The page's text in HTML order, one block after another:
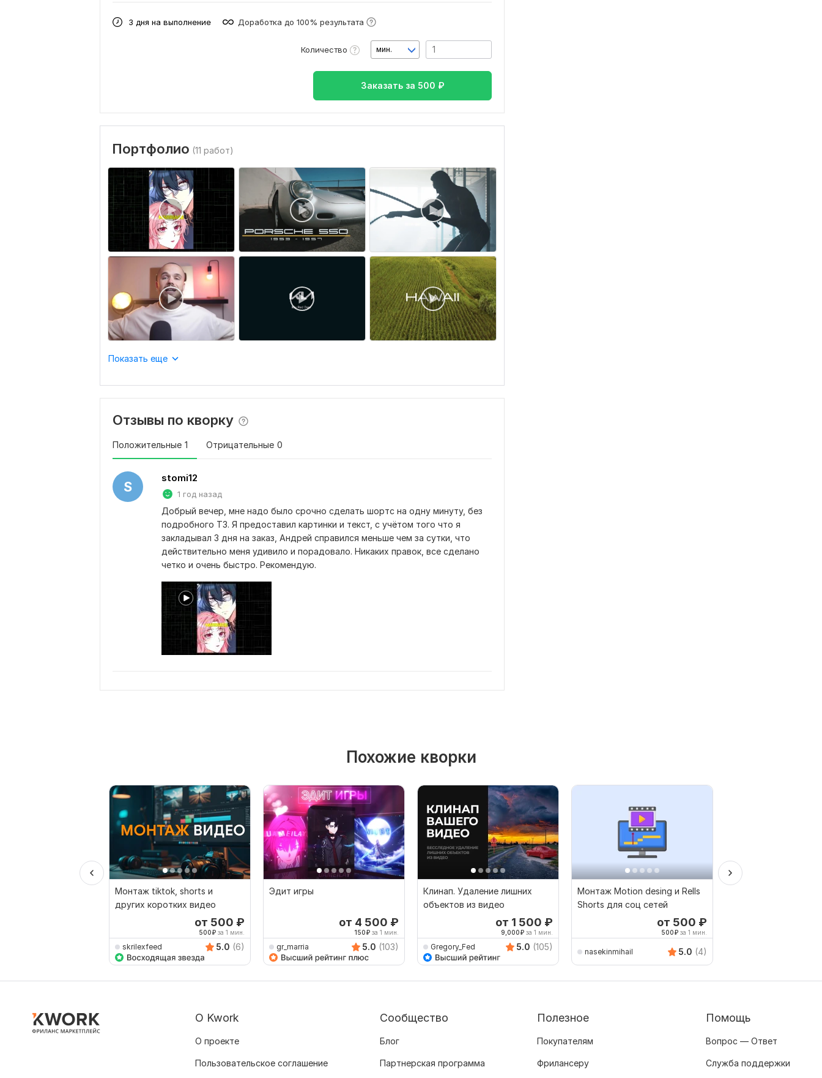
3 дня на выполнение Доработка до 100% результата
Количество мин.
Заказать за 500 ₽
Портфолио (11 работ)
Показать еще
Отзывы по кворку
Положительные 1 Отрицательные 0
S
stomi12
1 год назад
Добрый вечер, мне надо было срочно сделать шортс на одну минуту, без
подробного ТЗ. Я предоставил картинки и текст, с учётом того что я
закладывал 3 дня на заказ, Андрей справился меньше чем за сутки, что
действительно меня удивило и порадовало. Никаких правок, все сделано
четко и очень быстро. Рекомендую.
Похожие кворки
Монтаж tiktok, shorts и
других коротких видео
от 500 ₽
500₽ за 1 мин.
skrilexfeed 5.0 (6)
Эдит игры
от 4 500 ₽
150₽ за 1 мин.
gr_marria 5.0 (103)
Клинап. Удаление лишних
объектов из видео
от 1 500 ₽
9,000₽ за 1 мин.
Gregory_Fed 5.0 (105)
Монтаж Motion desing и Rells
Shorts для соц сетей
от 500 ₽
500₽ за 1 мин.
nasekinmihail 5.0 (4)
О Kwork
О проекте
Пользовательское соглашение
Сообщество
Блог
Партнерская программа
Полезное
Покупателям
Фрилансеру
Помощь
Вопрос — Ответ
Служба поддержки